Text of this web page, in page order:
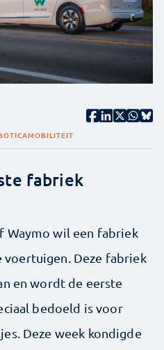
MOBILITEIT
fabriek
Waymo wil een fabriek
Deze fabriek
en wordt de eerste
bedoeld is voor
Deze week kondigde